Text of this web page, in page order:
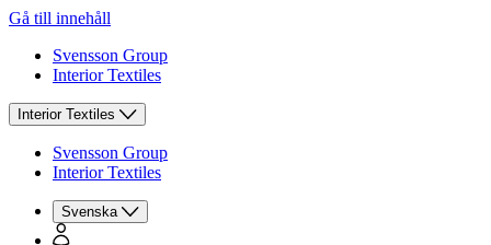
Gå till innehåll
Svensson Group
Interior Textiles
Interior Textiles
Svensson Group
Interior Textiles
Svenska